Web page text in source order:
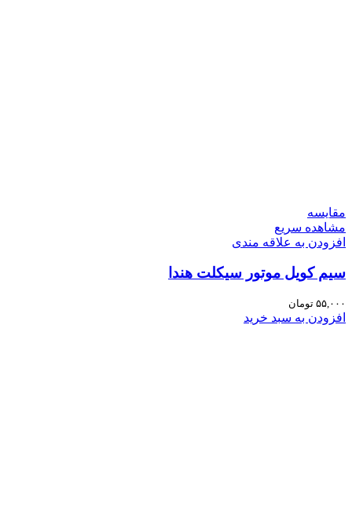
مقایسه
مشاهده سریع
افزودن به علاقه مندی
سیم کویل موتور سیکلت هندا
۵۵,۰۰۰ تومان
افزودن به سبد خرید